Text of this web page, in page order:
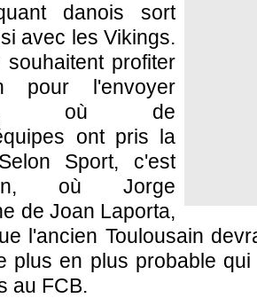
danois sort
avec les Vikings.
profiter
pour l'envoyer
où de
ont pris la
Sport, c'est
où Jorge
de Joan Laporta,
l'ancien Toulousain
plus en plus probable
au FCB.